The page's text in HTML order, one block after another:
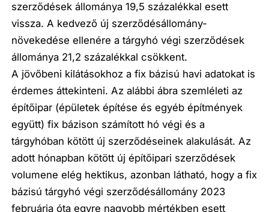
szerződések állománya 19,5 százalékkal esett
vissza. A kedvező új szerződésállomány-
növekedése ellenére a tárgyhó végi szerződések
állománya 21,2 százalékkal csökkent.
A jövőbeni kilátásokhoz a fix bázisú havi adatokat is
érdemes áttekinteni. Az alábbi ábra szemléleti az
építőipar (épületek építése és egyéb építmények
együtt) fix bázison számított hó végi és a
tárgyhóban kötött új szerződéseinek alakulását. Az
adott hónapban kötött új építőipari szerződések
volumene elég hektikus, azonban látható, hogy a fix
bázisú tárgyhó végi szerződésállomány 2023
februárja óta egyre nagyobb mértékben esett